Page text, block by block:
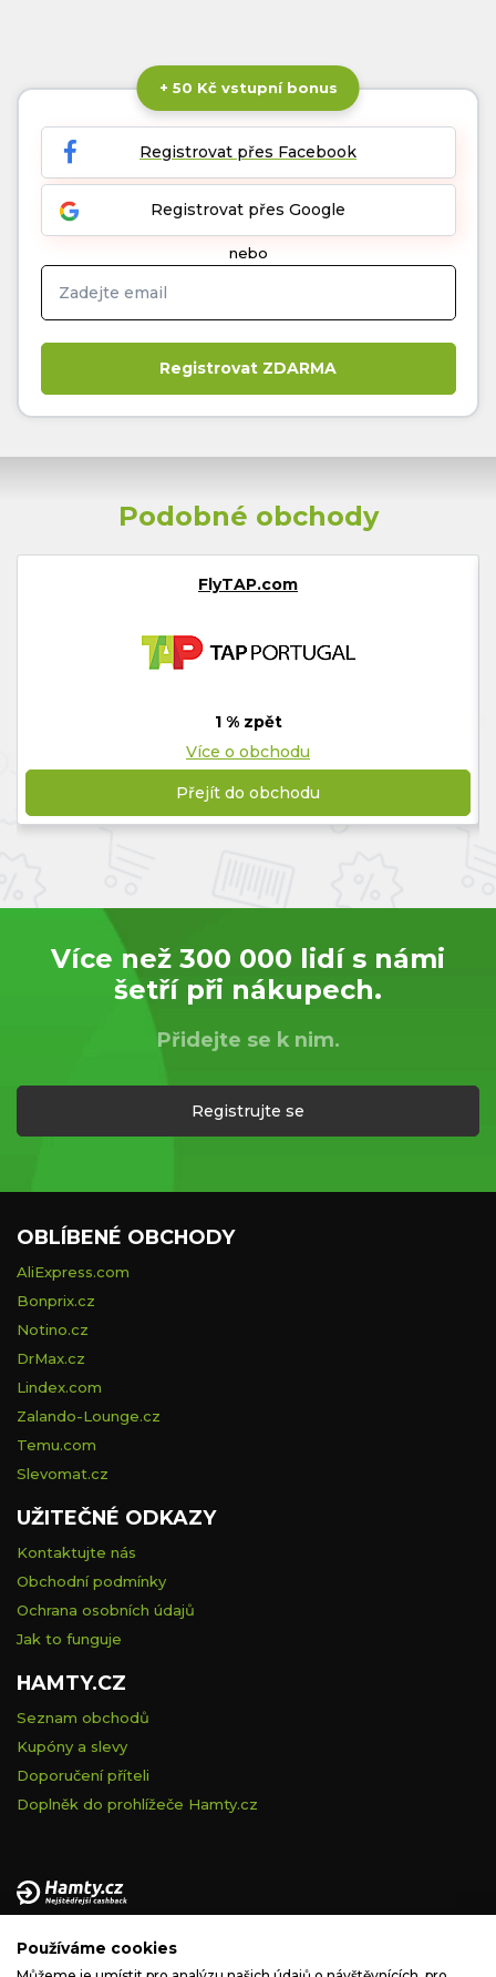
+ 50 Kč vstupní bonus
Registrovat přes Facebook
Registrovat přes Google
nebo
Podobné obchody
FlyTAP.com
1 % zpět
Více o obchodu
Přejít do obchodu
Více než 300 000 lidí s námi
šetří při nákupech.
Přidejte se k nim.
Registrujte se
sídlem Na vápence 2885/2a, 130 00 Praha 3, IČ: 05228972,
OBLÍBENÉ OBCHODY
AliExpress.com
Bonprix.cz
Notino.cz
DrMax.cz
Lindex.com
Zalando-Lounge.cz
Temu.com
Slevomat.cz
UŽITEČNÉ ODKAZY
Kontaktujte nás
Obchodní podmínky
Ochrana osobních údajů
Jak to funguje
HAMTY.CZ
Seznam obchodů
Kupóny a slevy
Doporučení příteli
Doplněk do prohlížeče Hamty.cz
Používáme cookies